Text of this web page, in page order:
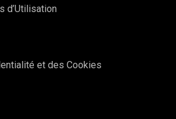
d’Utilisation
et des Cookies